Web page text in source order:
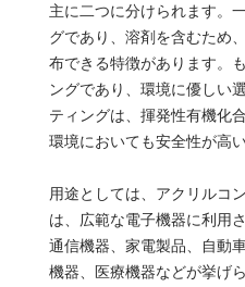
主に二つに分けられます。
グであり、溶剤を含むため
布できる特徴があります。
ングであり、環境に優しい
ティングは、揮発性有機化
環境においても安全性が高
用途としては、アクリルコ
は、広範な電子機器に利用
通信機器、家電製品、自動
機器、医療機器などが挙げ